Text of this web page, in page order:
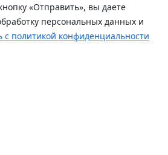
«Отправить», вы даете
персональных данных и
с политикой конфиденциальности